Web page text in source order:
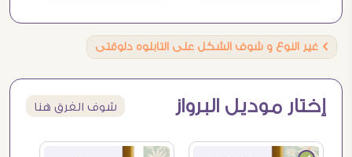
Ö غير النوع و شوف الشكل على التابلوه دلوقتى
إختار موديل البرواز شوف الفرق هنا